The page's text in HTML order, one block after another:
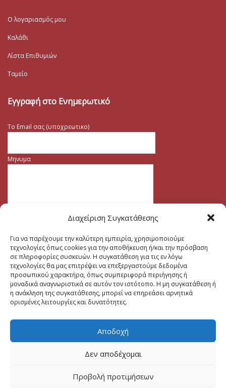
Διαχείριση Συγκατάθεσης
Για να παρέχουμε την καλύτερη εμπειρία, χρησιμοποιούμε
τεχνολογίες όπως cookies για την αποθήκευση ή/και την πρόσβαση
σε πληροφορίες συσκευών. Η συγκατάθεση για τις εν λόγω
τεχνολογίες θα μας επιτρέψει να επεξεργαστούμε δεδομένα
προσωπικού χαρακτήρα, όπως συμπεριφορά περιήγησης ή
μοναδικά αναγνωριστικά σε αυτόν τον ιστότοπο. Η μη συγκατάθεση ή
η ανάκληση της συγκατάθεσης, μπορεί να επηρεάσει αρνητικά
ορισμένες λειτουργίες και δυνατότητες.
Αποδοχή
Δεν αποδέχομαι
Προβολή προτιμήσεων
Ο λογαριασμός μου
Καλάθι
Λίστα Επιθυμιών
Ταμείο
Εγγραφή στο Ενημερωτικό
Το Email σας (υποχρεωτικο)
Μηνυμα